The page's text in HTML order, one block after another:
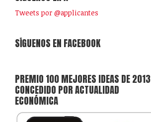
Tweets por @applicantes
SÍGUENOS EN FACEBOOK
PREMIO 100 MEJORES IDEAS DE 2013
CONCEDIDO POR ACTUALIDAD
ECONÓMICA